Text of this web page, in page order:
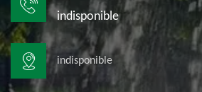
indisponible
indisponible